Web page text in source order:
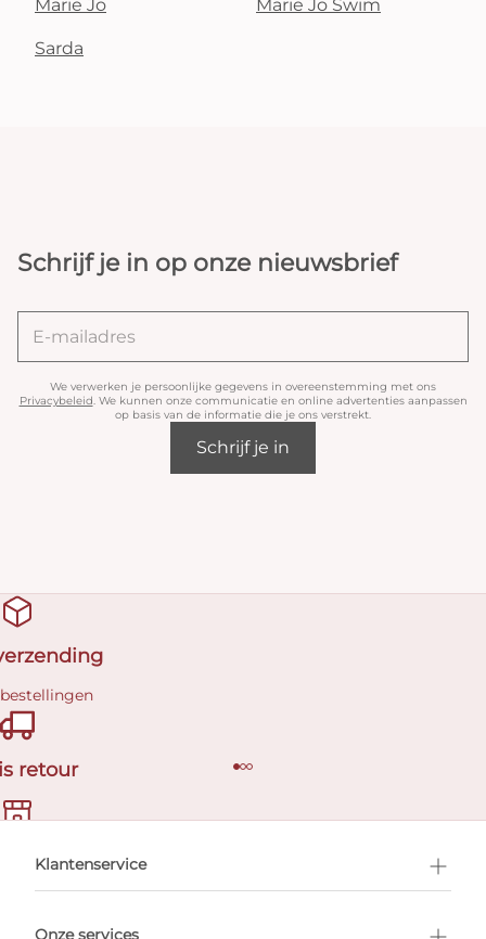
Marie Jo Marie Jo Swim
Sarda
Schrijf je in op onze nieuwsbrief
We verwerken je persoonlijke gegevens in overeenstemming met ons
Privacybeleid. We kunnen onze communicatie en online advertenties aanpassen
op basis van de informatie die je ons verstrekt.
Schrijf je in
retour
afspraak
Klantenservice
Onze services